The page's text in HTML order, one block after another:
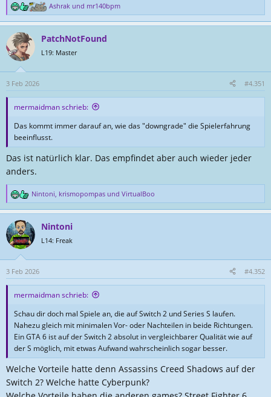
R
e
k
t
i
o
n
Ashrak und mr140bpm
PatchNotFound
L19: Master
3 Feb 2026 #4.351
mermaidman schrieb:
Das kommt immer darauf an, wie das "downgrade" die Spielerfahrung
beeinflusst.
Das ist natürlich klar. Das empfindet aber auch wieder jeder
anders.
R
e
k
t
i
o
n
e
Nintoni krismopompas und VirtualBoo
Nintoni
L14: Freak
3 Feb 2026 #4.352
mermaidman schrieb:
Schau dir doch mal Spiele an, die auf Switch 2 und Series S laufen.
Nahezu gleich mit minimalen Vor- oder Nachteilen in beide Richtungen.
Ein GTA 6 ist auf der Switch 2 absolut in vergleichbarer Qualität wie auf
der S möglich, mit etwas Aufwand wahrscheinlich sogar besser.
Welche Vorteile hatte denn Assassins Creed Shadows auf der
Switch 2? Welche hatte Cyberpunk?